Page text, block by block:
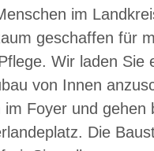
im
geschaffen für
Wir laden Sie
von Innen
im Foyer und gehen
Die